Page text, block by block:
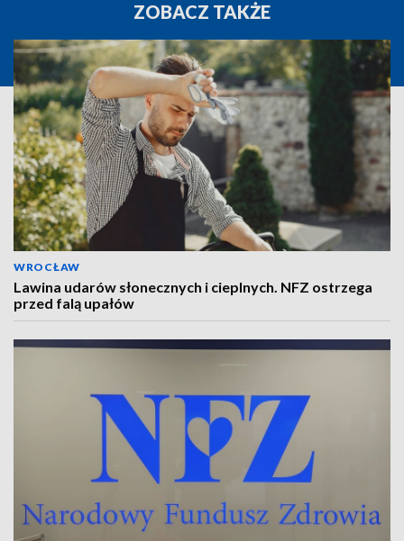
ZOBACZ TAKŻE
WROCŁAW
Lawina udarów słonecznych i cieplnych. NFZ ostrzega
przed falą upałów